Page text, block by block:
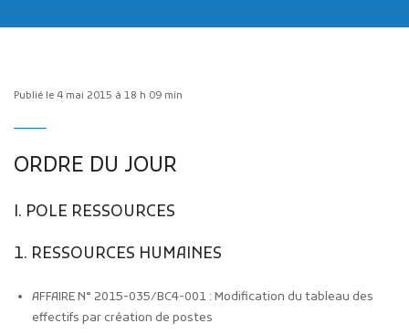
Publicité des actes
Projets financés par l'Europe
Publié le 4 mai 2015 à 18 h 09 min
ORDRE DU JOUR
I. POLE RESSOURCES
1. RESSOURCES HUMAINES
AFFAIRE N° 2015-035/BC4-001 : Modification du tableau des
effectifs par création de postes